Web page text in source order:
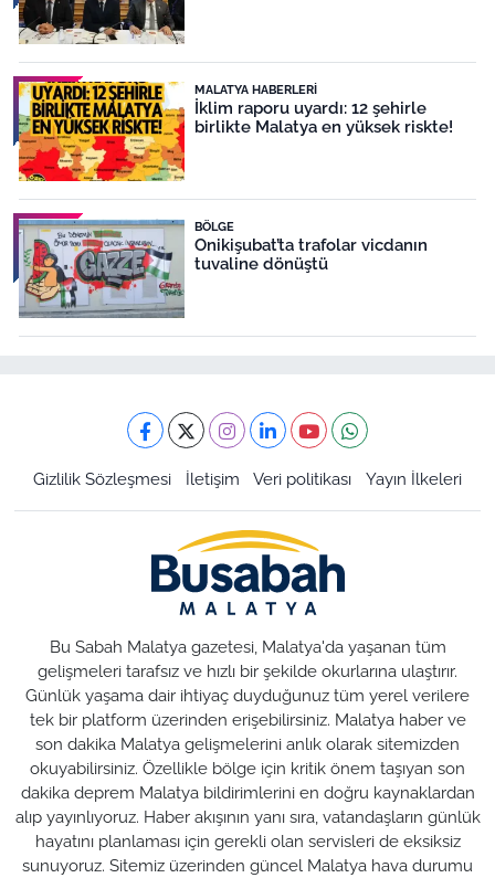
MALATYA HABERLERI
İklim raporu uyardı: 12 şehirle
birlikte Malatya en yüksek riskte!
BÖLGE
Onikişubat’ta trafolar vicdanın
tuvaline dönüştü
Gizlilik Sözleşmesi İletişim Veri politikası Yayın İlkeleri
Bu Sabah Malatya gazetesi, Malatya'da yaşanan tüm
gelişmeleri tarafsız ve hızlı bir şekilde okurlarına ulaştırır.
Günlük yaşama dair ihtiyaç duyduğunuz tüm yerel verilere
tek bir platform üzerinden erişebilirsiniz. Malatya haber ve
son dakika Malatya gelişmelerini anlık olarak sitemizden
okuyabilirsiniz. Özellikle bölge için kritik önem taşıyan son
dakika deprem Malatya bildirimlerini en doğru kaynaklardan
alıp yayınlıyoruz. Haber akışının yanı sıra, vatandaşların günlük
hayatını planlaması için gerekli olan servisleri de eksiksiz
sunuyoruz. Sitemiz üzerinden güncel Malatya hava durumu